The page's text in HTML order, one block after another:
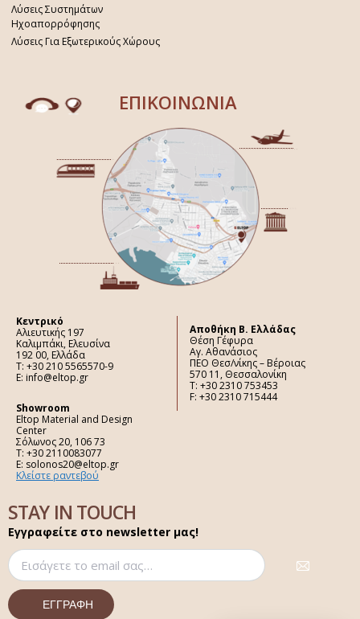
Λύσεις Συστημάτων
Ηχοαπορρόφησης
Λύσεις Για Εξωτερικούς Χώρους
ΕΠΙΚΟΙΝΩΝΙΑ
Κεντρικό
Αλιευτικής 197
Καλιμπάκι, Ελευσίνα
192 00, Ελλάδα
Τ: +30 210 5565570-9
E: info@eltop.gr
Showroom
Eltop Material and Design
Center
Σόλωνος 20, 106 73
Τ: +30 2110083077
E: solonos20@eltop.gr
Κλείστε ραντεβού
Aποθήκη Β. Ελλάδας
Θέση Γέφυρα
Αγ. Αθανάσιος
ΠΕΟ Θεσ/νίκης – Βέροιας
570 11, Θεσσαλονίκη
Τ: +30 2310 753453
F: +30 2310 715444
STAY IN TOUCH
Εγγραφείτε στο newsletter μας!